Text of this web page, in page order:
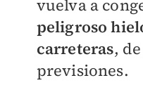
vuelva a
peligroso
carreteras,
previsiones.